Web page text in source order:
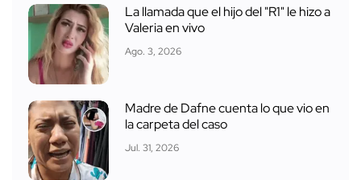
La llamada que el hijo del "R1" le hizo a
Valeria en vivo
Ago. 3, 2026
Madre de Dafne cuenta lo que vio en
la carpeta del caso
Jul. 31, 2026